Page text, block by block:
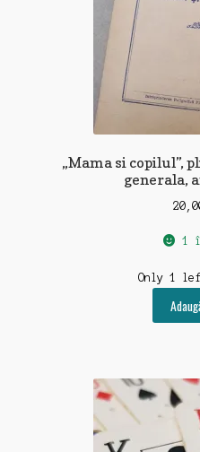
„Mama si copilul”,
generala,
1
Only 1